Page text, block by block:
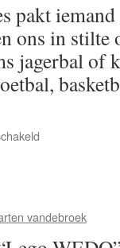
pakt
ons in stilte
jagerbal of
vandebroek